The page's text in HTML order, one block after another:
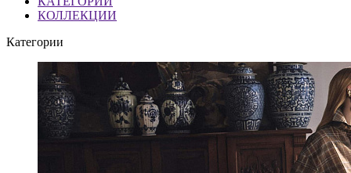
КОЛЛЕКЦИИ
Категории